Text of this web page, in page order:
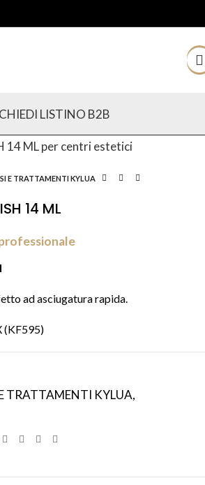
LISTINO B2B
E TRATTAMENTI KYLUA
14 ML
ad asciugatura rapida.
(KF595)
TRATTAMENTI KYLUA,